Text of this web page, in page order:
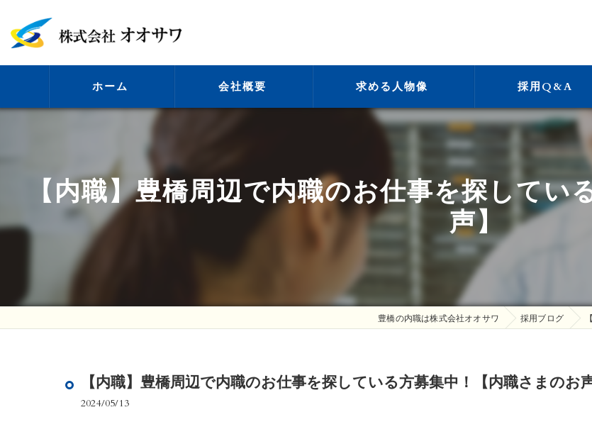
ホーム 会社概要
ビジョン
求める人物像 採用Q&A
【内職】豊橋周辺で内職のお仕事を探して
声】
豊橋の内職は株式会社オオサワ 採用ブログ
【内職】豊橋周辺で内職のお仕事を探している方募集中！【内職さまのお声
2024/05/13